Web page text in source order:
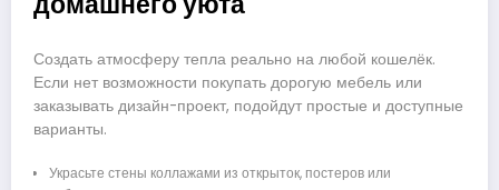
Создать атмосферу тепла реально на любой кошелёк.
Если нет возможности покупать дорогую мебель или
заказывать дизайн-проект, подойдут простые и доступные
варианты.
Украсьте стены коллажами из открыток, постеров или